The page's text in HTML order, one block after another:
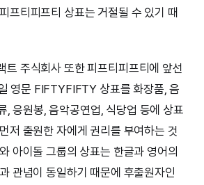
프티피프티 상표는 거절될 수 있기 때
트 주식회사 또한 피프티피프티에 앞선
영문 FIFTYFIFTY 상표를 화장품, 음
, 응원봉, 음악공연업, 식당업 등에 상표
저 출원한 자에게 권리를 부여하는 것
아이돌 그룹의 상표는 한글과 영어의
관념이 동일하기 때문에 후출원자인